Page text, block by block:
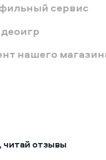
сервис
нашего
читай отзывы